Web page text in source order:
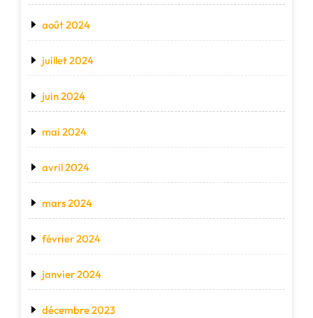
août 2024
juillet 2024
juin 2024
mai 2024
avril 2024
mars 2024
février 2024
janvier 2024
décembre 2023